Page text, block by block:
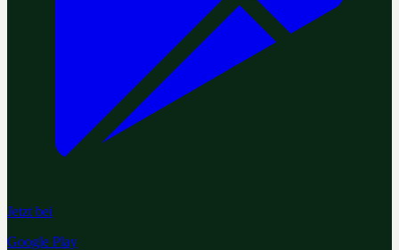
Jetzt bei
Google Play